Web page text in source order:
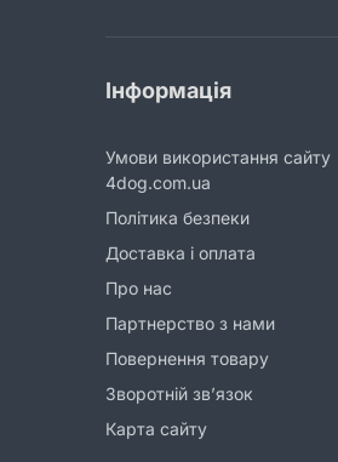
Інформація
Умови використання сайту
4dog.com.ua
Політика безпеки
Доставка і оплата
Про нас
Партнерство з нами
Повернення товару
Зворотній зв’язок
Карта сайту